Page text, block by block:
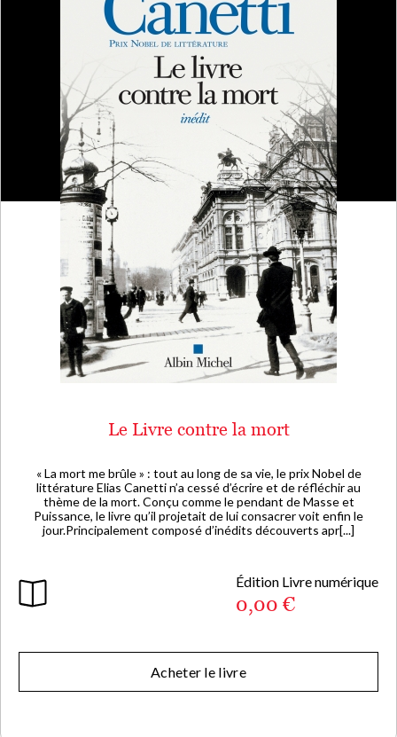
Le Livre contre la mort
« La mort me brûle » : tout au long de sa vie, le prix Nobel de
littérature Elias Canetti n’a cessé d’écrire et de réfléchir au
thème de la mort. Conçu comme le pendant de Masse et
Puissance, le livre qu’il projetait de lui consacrer voit enfin le
jour.Principalement composé d’inédits découverts apr[...]
Édition Livre numérique
0,00 €
Acheter le livre